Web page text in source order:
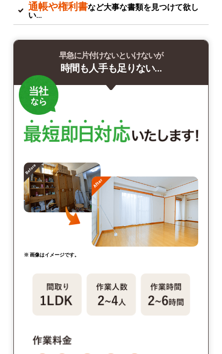
通帳や権利書など大事な書類を見つけて欲し
い…
早急に片付けないといけないが
時間も人手も足りない…
※ 画像はイメージです。